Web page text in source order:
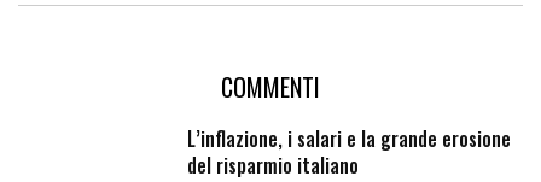
COMMENTI
L’inflazione, i salari e la grande erosione
del risparmio italiano